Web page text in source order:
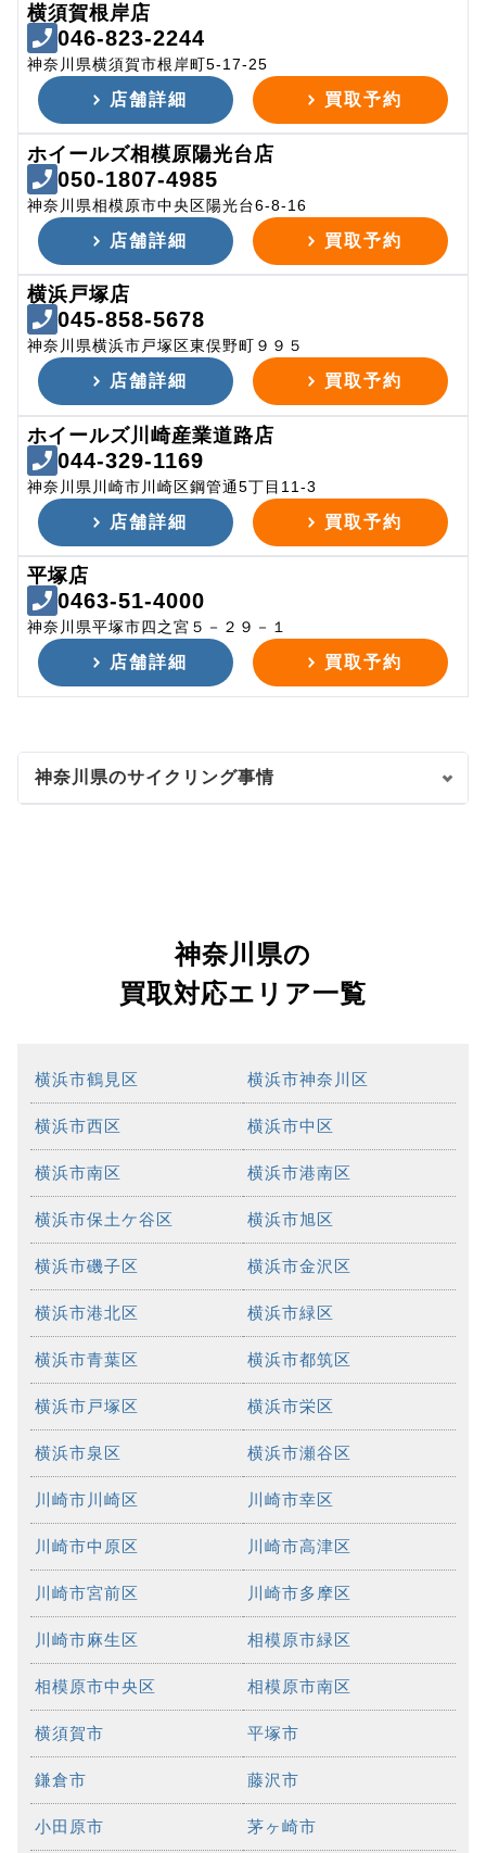
横須賀根岸店
046-823-2244
神奈川県横須賀市根岸町5-17-25
店舗詳細 買取予約
ホイールズ相模原陽光台店
050-1807-4985
神奈川県相模原市中央区陽光台6-8-16
店舗詳細 買取予約
横浜戸塚店
045-858-5678
神奈川県横浜市戸塚区東俣野町９９５
店舗詳細 買取予約
ホイールズ川崎産業道路店
044-329-1169
神奈川県川崎市川崎区鋼管通5丁目11-3
店舗詳細 買取予約
平塚店
0463-51-4000
神奈川県平塚市四之宮５－２９－１
店舗詳細 買取予約
神奈川県のサイクリング事情
神奈川県の
買取対応エリア一覧
横浜市鶴見区 横浜市神奈川区
横浜市西区 横浜市中区
横浜市南区 横浜市港南区
横浜市保土ケ谷区 横浜市旭区
横浜市磯子区 横浜市金沢区
横浜市港北区 横浜市緑区
横浜市青葉区 横浜市都筑区
横浜市戸塚区 横浜市栄区
横浜市泉区 横浜市瀬谷区
川崎市川崎区 川崎市幸区
川崎市中原区 川崎市高津区
川崎市宮前区 川崎市多摩区
川崎市麻生区 相模原市緑区
相模原市中央区 相模原市南区
横須賀市 平塚市
鎌倉市 藤沢市
小田原市 茅ヶ崎市